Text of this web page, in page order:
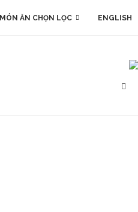
MÓN ĂN CHỌN LỌC ENGLISH